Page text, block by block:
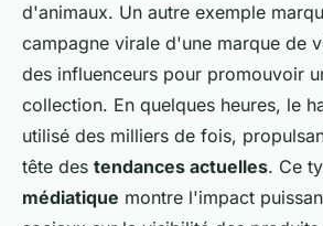
d'animaux. Un autre exemple
campagne virale d'une marque de
des influenceurs pour promouvoir
collection. En quelques heures, le
utilisé des milliers de fois,
tête des tendances actuelles. Ce
médiatique montre l'impact